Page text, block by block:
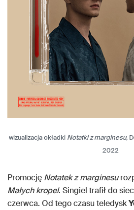
wizualizacja okładki Notatki z marginesu,
2022
Promocję Notatek z marginesu
Małych kropel. Singiel trafił do
czerwca. Od tego czasu teledysk